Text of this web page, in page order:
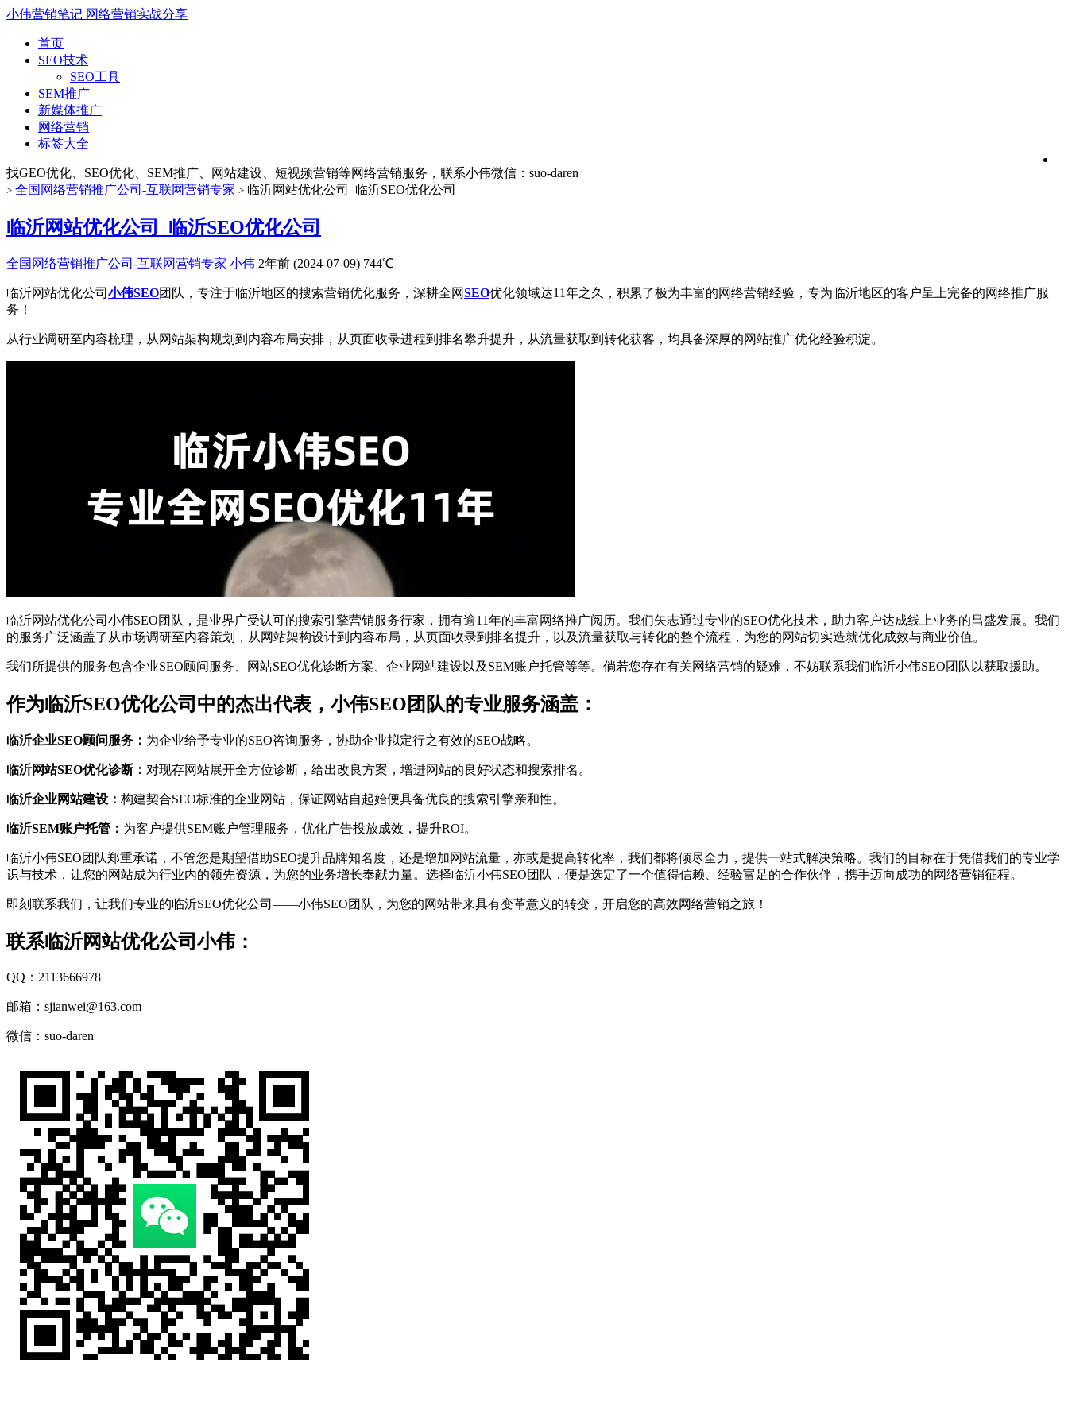
小伟营销笔记 网络营销实战分享
首页
SEO技术
SEO工具
SEM推广
新媒体推广
网络营销
标签大全
找GEO优化、SEO优化、SEM推广、网站建设、短视频营销等网络营销服务，联系小伟微信：suo-daren
> 全国网络营销推广公司-互联网营销专家 > 临沂网站优化公司_临沂SEO优化公司
临沂网站优化公司_临沂SEO优化公司
全国网络营销推广公司-互联网营销专家 小伟 2年前 (2024-07-09) 744℃
临沂网站优化公司 小伟SEO团队，专注于临沂地区的搜索营销优化服务，深耕全网SEO优化领域达11年之久，积累了极为丰富的网络营销经验，专为临沂地区的客户呈上完备的网络推广服
务！
从行业调研至内容梳理，从网站架构规划到内容布局安排，从页面收录进程到排名攀升提升，从流量获取到转化获客，均具备深厚的网站推广优化经验积淀。
临沂网站优化公司小伟SEO团队，是业界广受认可的搜索引擎营销服务行家，拥有逾11年的丰富网络推广阅历。我们矢志通过专业的SEO优化技术，助力客户达成线上业务的昌盛发展。我们
的服务广泛涵盖了从市场调研至内容策划，从网站架构设计到内容布局，从页面收录到排名提升，以及流量获取与转化的整个流程，为您的网站切实造就优化成效与商业价值。
我们所提供的服务包含企业SEO顾问服务、网站SEO优化诊断方案、企业网站建设以及SEM账户托管等等。倘若您存在有关网络营销的疑难，不妨联系我们临沂小伟SEO团队以获取援助。
作为临沂SEO优化公司中的杰出代表，小伟SEO团队的专业服务涵盖：
临沂企业SEO顾问服务： 为企业给予专业的SEO咨询服务，协助企业拟定行之有效的SEO战略。
临沂网站SEO优化诊断： 对现存网站展开全方位诊断，给出改良方案，增进网站的良好状态和搜索排名。
临沂企业网站建设： 构建契合SEO标准的企业网站，保证网站自起始便具备优良的搜索引擎亲和性。
临沂SEM账户托管： 为客户提供SEM账户管理服务，优化广告投放成效，提升ROI。
临沂小伟SEO团队郑重承诺，不管您是期望借助SEO提升品牌知名度，还是增加网站流量，亦或是提高转化率，我们都将倾尽全力，提供一站式解决策略。我们的目标在于凭借我们的专业学
识与技术，让您的网站成为行业内的领先资源，为您的业务增长奉献力量。选择临沂小伟SEO团队，便是选定了一个值得信赖、经验富足的合作伙伴，携手迈向成功的网络营销征程。
即刻联系我们，让我们专业的临沂SEO优化公司——小伟SEO团队，为您的网站带来具有变革意义的转变，开启您的高效网络营销之旅！
联系临沂网站优化公司小伟：
QQ：2113666978
邮箱：sjianwei@163.com
微信：suo-daren